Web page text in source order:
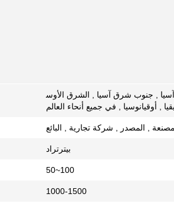
آسيا , جنوب شرق آسيا , الشرق الأوس
, أوقيانوسيا , في جميع أنحاء العالم
, المصدر , شركة تجارية , البائع
بيترتراد
50~100
1000-1500